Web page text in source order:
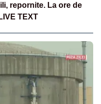
repornite. La ore de
TEXT